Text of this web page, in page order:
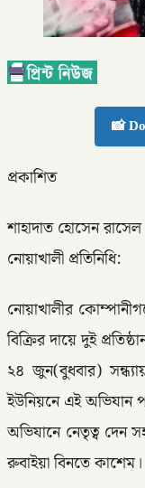
📸
প্রকাশিত
শাহাদাত হোসেন রাসেল
নোয়াখালী প্রতিনিধি:
নোয়াখালীর
বিক্রির দায়ে দুই
২৪ জুন(বুধবার)
ইউনিয়নে এই অভিযান
​অভিযানে নেতৃত্ব দেন
রুবাইয়া বিনতে কাশেম।